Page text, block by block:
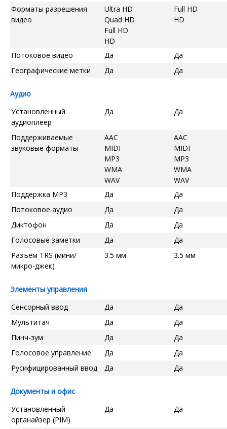
Форматы разрешения
видео
Ultra HD
Quad HD
Full HD
HD
Full HD
HD
Потоковое видео Да
Да
Географические метки
Да Да
Аудио
Установленный
аудиоплеер
Да Да
Поддерживаемые
звуковые форматы
AAC
MIDI
MP3
WMA
WAV
AAC
MIDI
MP3
WMA
WAV
Поддержка MP3
Да
Да
Потоковое аудио
Да
Да
Диктофон
Да
Да
Голосовые заметки
Да
Да
Разъем TRS (мини/
микро-джек)
3.5 мм 3.5 мм
Элементы управления
Сенсорный ввод
Да
Да
Мультитач
Да
Да
Пинч-зум
Да
Да
Голосовое управление
Да
Да
Русифицированный ввод
Да Да
Документы и офис
Установленный
органайзер (PIM)
Да Да